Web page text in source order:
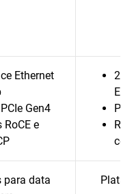
Ethernet
Gen4
RoCE e
para data